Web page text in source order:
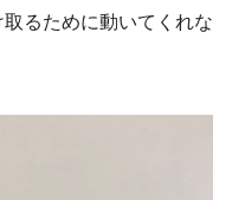
るために動いてくれな